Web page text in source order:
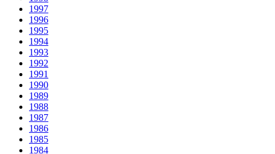
1997
1996
1995
1994
1993
1992
1991
1990
1989
1988
1987
1986
1985
1984